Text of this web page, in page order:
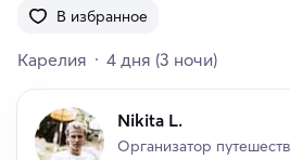
В избранное
Карелия 4 дня (3 ночи)
Nikita L.
Организатор